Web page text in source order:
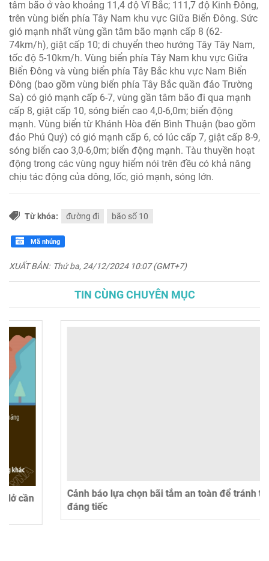
tâm bão ở vào khoảng 11,4 độ Vĩ Bắc; 111,7 độ Kinh Đông,
trên vùng biển phía Tây Nam khu vực Giữa Biển Đông. Sức
gió mạnh nhất vùng gần tâm bão mạnh cấp 8 (62-
74km/h), giật cấp 10; di chuyển theo hướng Tây Tây Nam,
tốc độ 5-10km/h. Vùng biển phía Tây Nam khu vực Giữa
Biển Đông và vùng biển phía Tây Bắc khu vực Nam Biển
Đông (bao gồm vùng biển phía Tây Bắc quần đảo Trường
Sa) có gió mạnh cấp 6-7, vùng gần tâm bão đi qua mạnh
cấp 8, giật cấp 10, sóng biển cao 4,0-6,0m; biển động
mạnh. Vùng biển từ Khánh Hòa đến Bình Thuận (bao gồm
đảo Phú Quý) có gió mạnh cấp 6, có lúc cấp 7, giật cấp 8-9,
sóng biển cao 3,0-6,0m; biển động mạnh. Tàu thuyền hoạt
động trong các vùng nguy hiểm nói trên đều có khả năng
chịu tác động của dông, lốc, gió mạnh, sóng lớn.
Từ khóa: đường đi bão số 10
Mã nhúng
XUẤT BẢN: Thứ ba, 24/12/2024 10:07 (GMT+7)
TIN CÙNG CHUYÊN MỤC
Cảnh báo lựa chọn bãi tắm an toàn để tránh tai nạn